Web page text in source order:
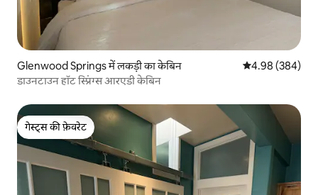
Glenwood Springs में लकड़ी का केबिन औसत रेटिंग 5 में से
4.98 (384)
डाउनटाउन हॉट स्प्रिंग्स आरएडी केबिन
गेस्ट्स की फ़ेवरेट
गेस्ट्स की फ़ेवरेट